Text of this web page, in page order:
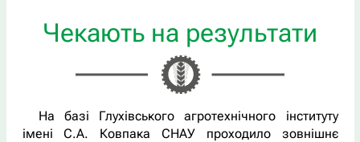
Чекають на результати
На базі Глухівського агротехнічного інституту
імені С.А. Ковпака СНАУ проходило зовнішнє